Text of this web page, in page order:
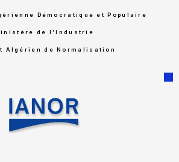
Démocratique et Populaire
de l’Industrie
Algérien de Normalisation